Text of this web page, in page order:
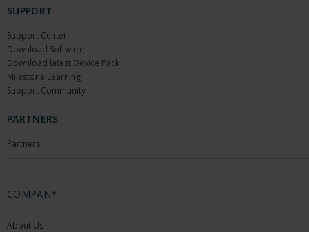
SUPPORT
Support Center
Download Software
Download latest Device Pack
Milestone Learning
Support Community
PARTNERS
Partners
COMPANY
About Us